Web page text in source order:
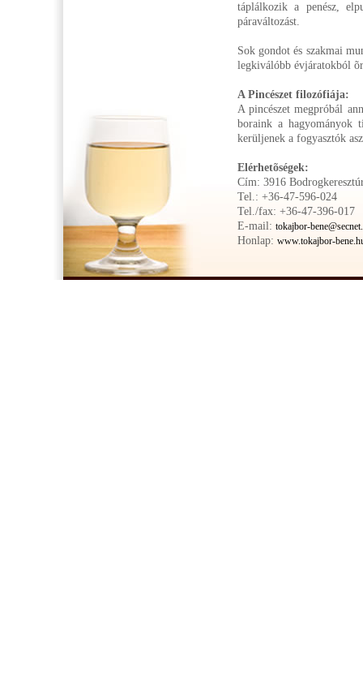
táplálkozik a penész,
páraváltozást.
Sok gondot és szakmai
legkiválóbb évjáratokból
A Pincészet filozófiája:
A pincészet megpróbál
boraink a hagyományok
kerüljenek a fogyasztók
Elérhetõségek:
Cím: 3916
Tel.: +36-47-596-024
Tel./fax: +36-47-396-017
E-mail: tokajbor-
Honlap: www.tokajbor-